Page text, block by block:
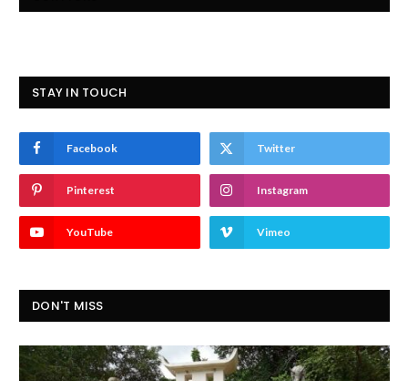
STAY IN TOUCH
Facebook Twitter
Pinterest Instagram
YouTube Vimeo
DON'T MISS